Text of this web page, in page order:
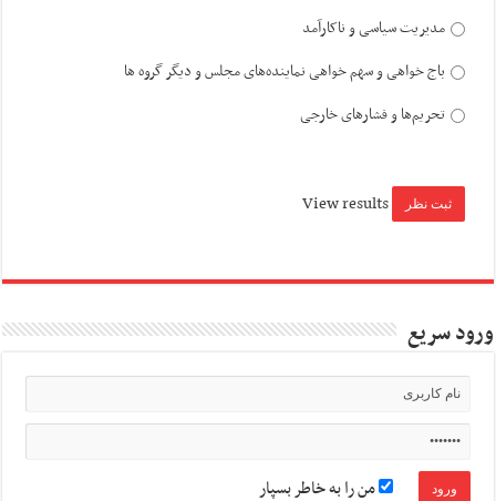
مدیریت سیاسی و ناکارآمد
باج خواهی و سهم خواهی نماینده‌های مجلس و دیگر گروه ها
تحریم‌ها و فشارهای خارجی
View results
ورود سریع
من را به خاطر بسپار